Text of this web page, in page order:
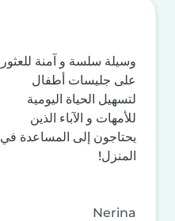
وسيلة سلسة و آمنة للعثور
على جليسات أطفال
لتسهيل الحياة اليومية
للأمهات و الآباء الذين
يحتاجون إلى المساعدة في
المنزل!
Nerina